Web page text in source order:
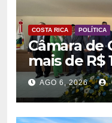
COSTA RICA POLÍTICA
Câmara de
mais de R$
emendas
emAGO 6, 2026